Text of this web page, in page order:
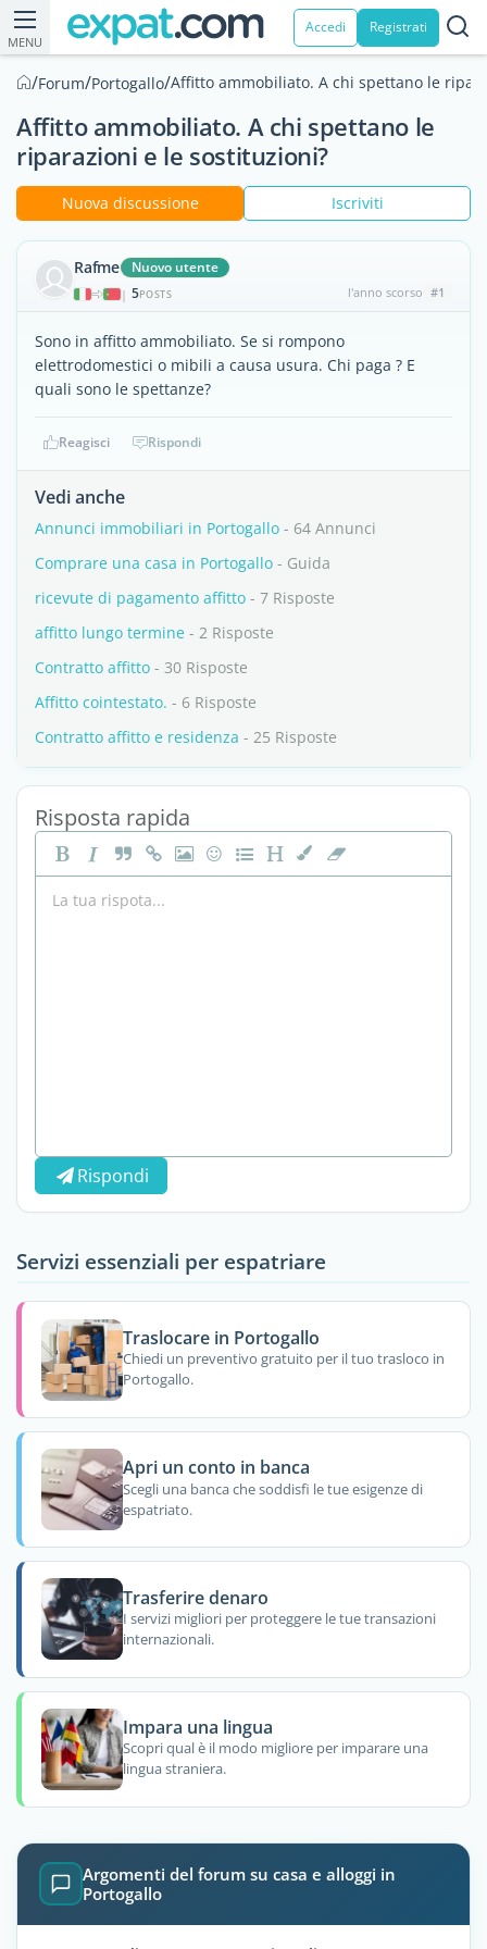
MENU
Accedi Registrati
/Forum/Portogallo/Affitto ammobiliato. A chi spettano le
Affitto ammobiliato. A chi spettano le
riparazioni e le sostituzioni?
Nuova discussione Iscriviti
Rafme Nuovo utente
| 5POSTS l'anno scorso #1
Sono in affitto ammobiliato. Se si rompono
elettrodomestici o mibili a causa usura. Chi paga ? E
quali sono le spettanze?
Reagisci Rispondi
Vedi anche
Annunci immobiliari in Portogallo - 64 Annunci
Comprare una casa in Portogallo - Guida
ricevute di pagamento affitto - 7 Risposte
affitto lungo termine - 2 Risposte
Contratto affitto - 30 Risposte
Affitto cointestato. - 6 Risposte
Contratto affitto e residenza - 25 Risposte
Risposta rapida
Rispondi
Servizi essenziali per espatriare
Traslocare in Portogallo
Chiedi un preventivo gratuito per il tuo trasloco in
Portogallo.
Apri un conto in banca
Scegli una banca che soddisfi le tue esigenze di
espatriato.
Trasferire denaro
I servizi migliori per proteggere le tue transazioni
internazionali.
Impara una lingua
Scopri qual è il modo migliore per imparare una
lingua straniera.
Argomenti del forum su casa e alloggi in
Portogallo